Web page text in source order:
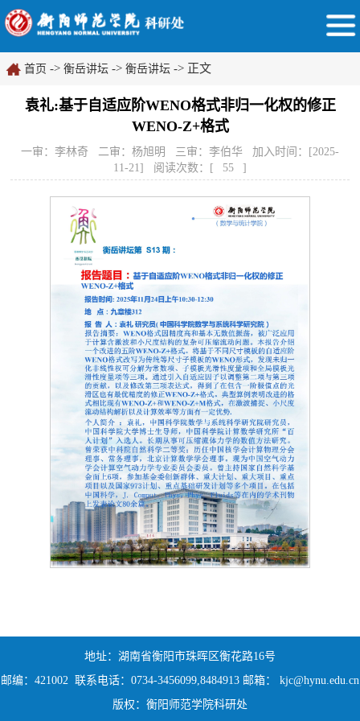
首页 -> 衡岳讲坛 -> 衡岳讲坛 -> 正文
袁礼:基于自适应阶WENO格式非归一化权的修正
WENO-Z+格式
一审：李林奇 二审：杨旭明 三审：李伯华 加入时间：[2025-
11-21] 阅读次数：[
55 ]
地址：湖南省衡阳市珠晖区衡花路16号
邮编：421002 联系电话：0734-3456099,8484913 邮箱： kjc@hynu.edu.cn
版权：衡阳师范学院科研处